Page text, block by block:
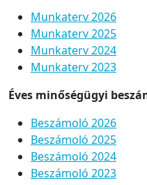
Munkaterv 2026
Munkaterv 2025
Munkaterv 2024
Munkaterv 2023
Éves minőségügyi
Beszámoló 2026
Beszámoló 2025
Beszámoló 2024
Beszámoló 2023